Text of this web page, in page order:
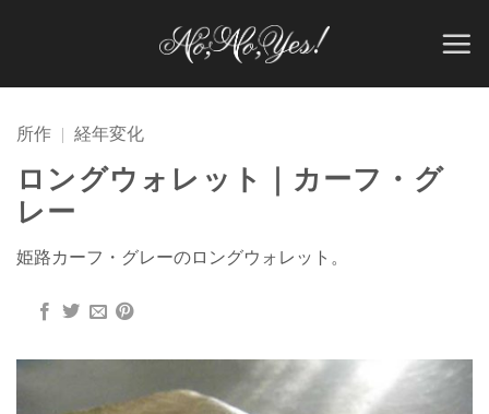
所作 | 経年変化
ロングウォレット｜カーフ・グ
レー
姫路カーフ・グレーのロングウォレット。